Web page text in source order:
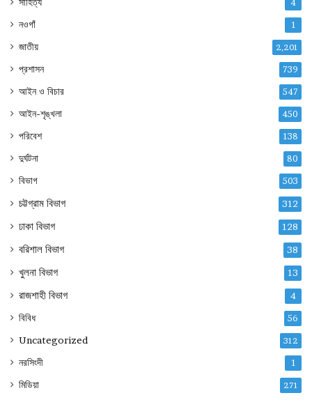
4
নওগাঁ 1
জাতীয় 2,201
প্রশাসন 739
আইন ও বিচার 547
আইন-শৃঙ্খলা 450
পরিবেশ 138
দুর্ঘটনা 80
বিভাগ 503
চট্টগ্রাম বিভাগ 312
ঢাকা বিভাগ 128
বরিশাল বিভাগ 38
খুলনা বিভাগ 13
রাজশাহী বিভাগ 4
বিবিধ 56
Uncategorized 312
নরসিংদী 1
মিডিয়া 271